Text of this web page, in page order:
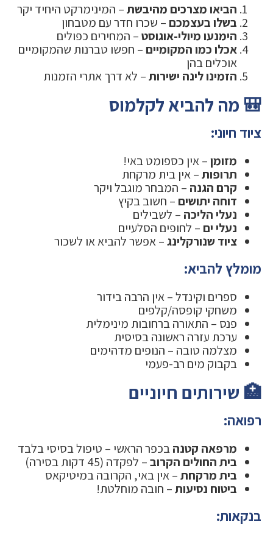
הביאו מצרכים מהיבשת– המינימרקט היחיד יקר
בשלו בעצמכם– שכרו חדר עם מטבחון
הימנעו מיולי-אוגוסט– המחירים כפולים
אכלו כמו המקומיים– חפשו טברנות שהמקומיים
אוכלים בהן
הזמינו לינה ישירות– לא דרך אתרי הזמנות
🎒 מה להביא לקלמוס
ציוד חיוני:
מזומן– אין כספומט באי!
תרופות– אין בית מרקחת
קרם הגנה – המבחר מוגבל ויקר
דוחה יתושים– חשוב בקיץ
נעלי הליכה – לשבילים
נעלי ים– לחופים הסלעיים
ציוד שנורקלינג– אפשר להביא או לשכור
מומלץ להביא:
ספרים וקינדל – אין הרבה בידור
משחקי קופסה/קלפים
פנס – התאורה ברחובות מינימלית
ערכת עזרה ראשונה בסיסית
מצלמה טובה – הנופים מדהימים
בקבוק מים רב-פעמי
🏥 שירותים חיוניים
רפואה:
מרפאה קטנהבכפר הראשי – טיפול בסיסי בלבד
בית החולים הקרוב– לפקדה (45 דקות בסירה)
בית מרקחת– אין באי, הקרובה במיטיקאס
ביטוח נסיעות– חובה מוחלטת!
בנקאות: